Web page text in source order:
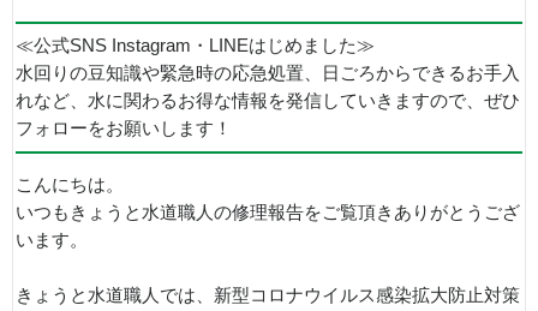
≪公式SNS Instagram・LINEはじめました≫
水回りの豆知識や緊急時の応急処置、日ごろからできるお手入
れなど、水に関わるお得な情報を発信していきますので、ぜひ
フォローをお願いします！
こんにちは。
いつもきょうと水道職人の修理報告をご覧頂きありがとうござ
います。
きょうと水道職人では、新型コロナウイルス感染拡大防止対策